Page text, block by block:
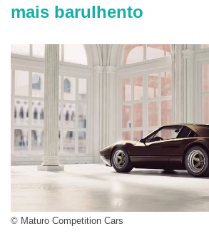
mais barulhento
© Maturo Competition Cars